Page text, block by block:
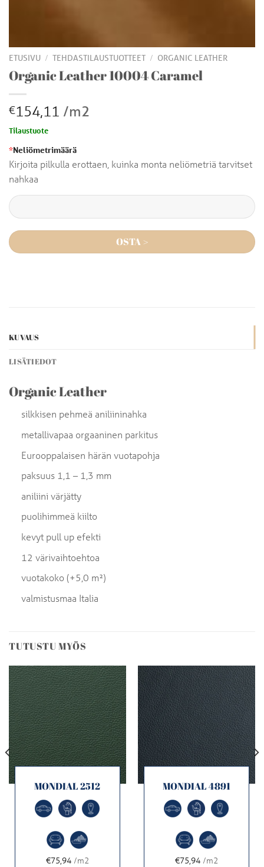
ETUSIVU / TEHDASTILAUSTUOTTEET / ORGANIC LEATHER
Organic Leather 10004 Caramel
€154,11 /m2
Tilaustuote
*Neliömetrimäärä
Kirjoita pilkulla erottaen, kuinka monta neliömetriä tarvitset
nahkaa
OSTA >
KUVAUS
LISÄTIEDOT
Organic Leather
silkkisen pehmeä aniliininahka
metallivapaa orgaaninen parkitus
Eurooppalaisen härän vuotapohja
paksuus 1,1 – 1,3 mm
aniliini värjätty
puolihimmeä kiilto
kevyt pull up efekti
12 värivaihtoehtoa
vuotakoko (+5,0 m²)
valmistusmaa Italia
TUTUSTU MYÖS
MONDIAL 2512
€75,94/m2
MONDIAL 4891
€75,94/m2